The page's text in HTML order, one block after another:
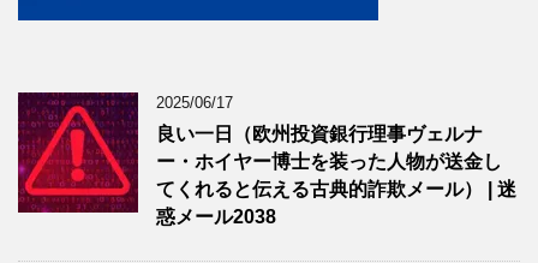
2025/06/17
良い一日（欧州投資銀行理事ヴェルナ
ー・ホイヤー博士を装った人物が送金し
てくれると伝える古典的詐欺メール） | 迷
惑メール2038